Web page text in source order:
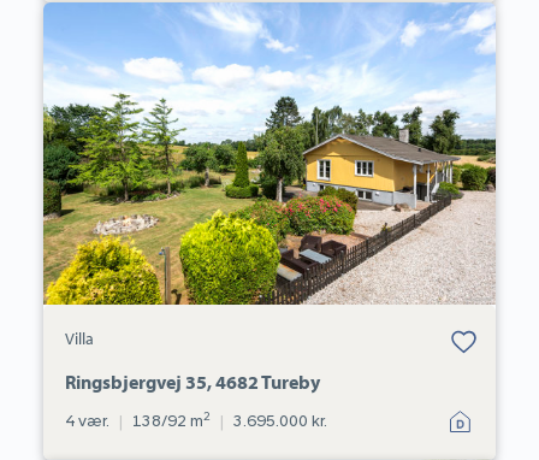
Ringsbjergvej
35,
4682
Tureby
Villa
Bolig er gemt
under dine
Ringsbjergvej 35, 4682 Tureby
4 vær. | 138/92 m2 | 3.695.000 kr.